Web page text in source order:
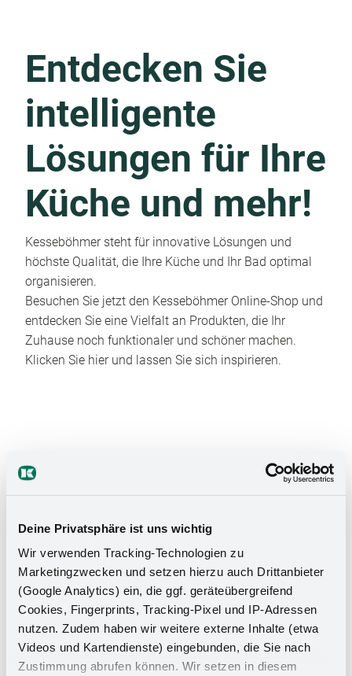
Deine Privatsphäre ist uns wichtig
Wir verwenden Tracking-Technologien zu
Marketingzwecken und setzen hierzu auch Drittanbieter
(Google Analytics) ein, die ggf. geräteübergreifend
Cookies, Fingerprints, Tracking-Pixel und IP-Adressen
nutzen. Zudem haben wir weitere externe Inhalte (etwa
Videos und Kartendienste) eingebunden, die Sie nach
Zustimmung abrufen können. Wir setzen in diesem
Entdecken Sie
intelligente
Lösungen für Ihre
Küche und mehr!
Kesseböhmer steht für innovative Lösungen und
höchste Qualität, die Ihre Küche und Ihr Bad optimal
organisieren.
Besuchen Sie jetzt den Kesseböhmer Online-Shop und
entdecken Sie eine Vielfalt an Produkten, die Ihr
Zuhause noch funktionaler und schöner machen.
Klicken Sie hier und lassen Sie sich inspirieren.
Das Stauraumwunder für Ihr
Badezimmer